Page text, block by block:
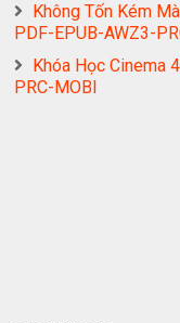
Không Tốn Kém
PDF-EPUB-AWZ3-
Khóa Học Cinema
PRC-MOBI